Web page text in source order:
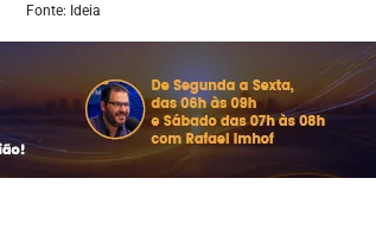
Fonte: Ideia